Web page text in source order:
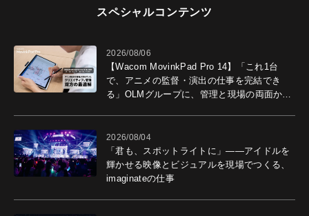
スペシャルコンテンツ
2026/08/06
【Wacom MovinkPad Pro 14】「これ1台
で、アニメの監督・演出の仕事を完結でき
る」OLMグループに、管理と現場の両面から
2026/08/04
「君も、スポットライトに」――アイドルを
輝かせる映像とビジュアルを現場でつくる、
imaginateの仕事